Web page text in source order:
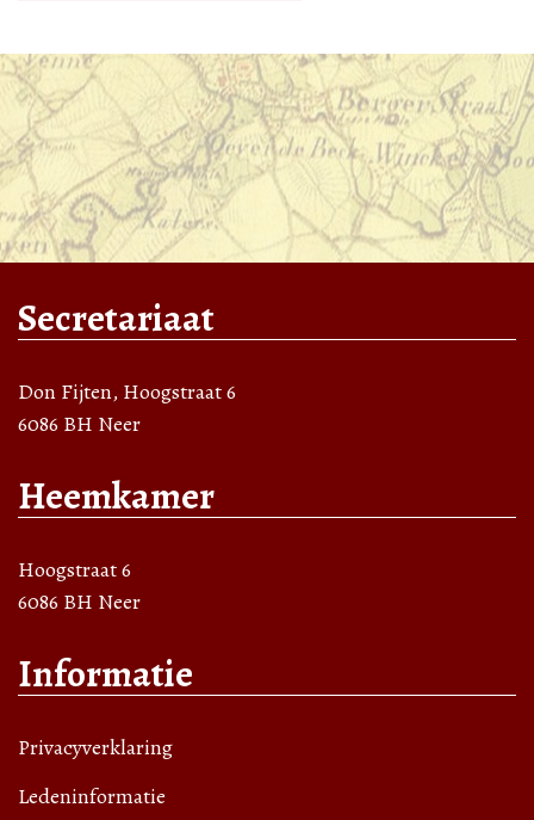
Secretariaat
Don Fijten, Hoogstraat 6
6086 BH Neer
Heemkamer
Hoogstraat 6
6086 BH Neer
Informatie
Privacyverklaring
Ledeninformatie